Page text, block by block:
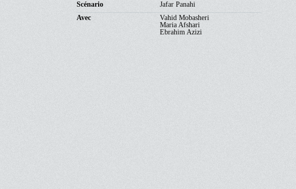
Scénario
Jafar Panahi
Avec
Vahid Mobasheri
Maria Afshari
Ebrahim Azizi